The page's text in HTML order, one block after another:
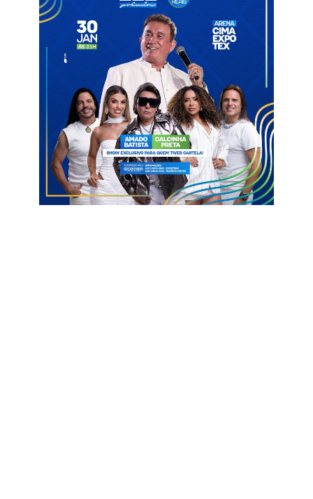
No fim de 2024, o Botafogo-PB acertou a venda de Pedro Ivo
para o Cianorte. Na negociação, o clube paraibano
comercializou 50% dos direitos econômicos do atleta,
mantendo a outra metade. O contrato do volante com o clube
paranaense tem validade até 2028.
Atualmente, o Cianorte disputa a primeira divisão do
Campeonato Paranaense e pertence a um grupo de
investidores coreanos. Anteriormente, o clube tinha como
proprietário o empresário Lucas Franzato, que também
participou do grupo responsável pela aquisição da SAF do